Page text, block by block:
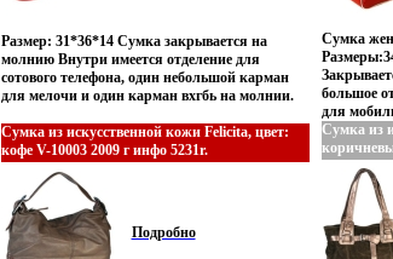
Размер: 31*36*14 Сумка закрывается на
молнию Внутри имеется отделение для
сотового телефона, один небольшой карман
для мелочи и один карман вхгбь на молнии.
Сумка из искусственной кожи Felicita, цвет:
кофе V-10003 2009 г инфо 5231r.
Подробно
Сумка жен
большое
для
для
Сумка из